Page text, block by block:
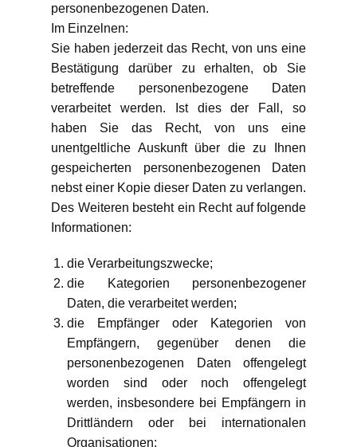
personenbezogenen Daten.
Im Einzelnen:
Sie haben jederzeit das Recht, von uns eine
Bestätigung darüber zu erhalten, ob Sie
betreffende personenbezogene Daten
verarbeitet werden. Ist dies der Fall, so
haben Sie das Recht, von uns eine
unentgeltliche Auskunft über die zu Ihnen
gespeicherten personenbezogenen Daten
nebst einer Kopie dieser Daten zu verlangen.
Des Weiteren besteht ein Recht auf folgende
Informationen:
die Verarbeitungszwecke;
die Kategorien personenbezogener
Daten, die verarbeitet werden;
die Empfänger oder Kategorien von
Empfängern, gegenüber denen die
personenbezogenen Daten offengelegt
worden sind oder noch offengelegt
werden, insbesondere bei Empfängern in
Drittländern oder bei internationalen
Organisationen;